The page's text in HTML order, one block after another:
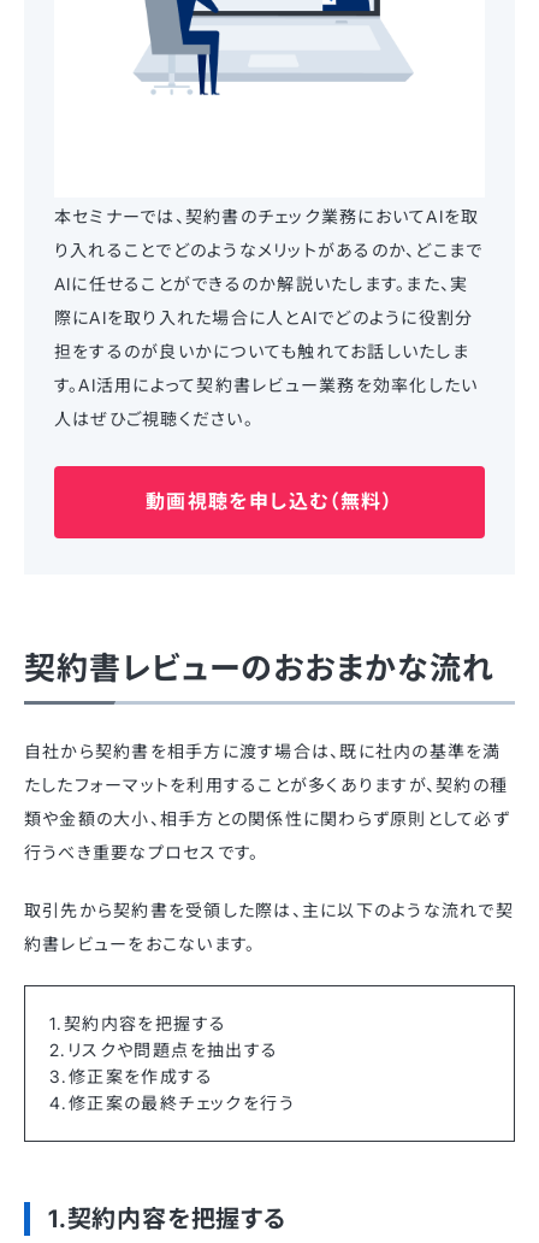
本セミナーでは、契約書のチェック業務においてAIを取
り入れることでどのようなメリットがあるのか、どこまで
AIに任せることができるのか解説いたします。また、実
際にAIを取り入れた場合に人とAIでどのように役割分
担をするのが良いかについても触れてお話しいたしま
す。AI活用によって契約書レビュー業務を効率化したい
人はぜひご視聴ください。
動画視聴を申し込む（無料）
契約書レビューのおおまかな流れ
自社から契約書を相手方に渡す場合は、既に社内の基準を満
たしたフォーマットを利用することが多くありますが、契約の種
類や金額の大小、相手方との関係性に関わらず原則として必ず
行うべき重要なプロセスです。
取引先から契約書を受領した際は、主に以下のような流れで契
約書レビューをおこないます。
1.契約内容を把握する
2.リスクや問題点を抽出する
3.修正案を作成する
4.修正案の最終チェックを行う
1.契約内容を把握する